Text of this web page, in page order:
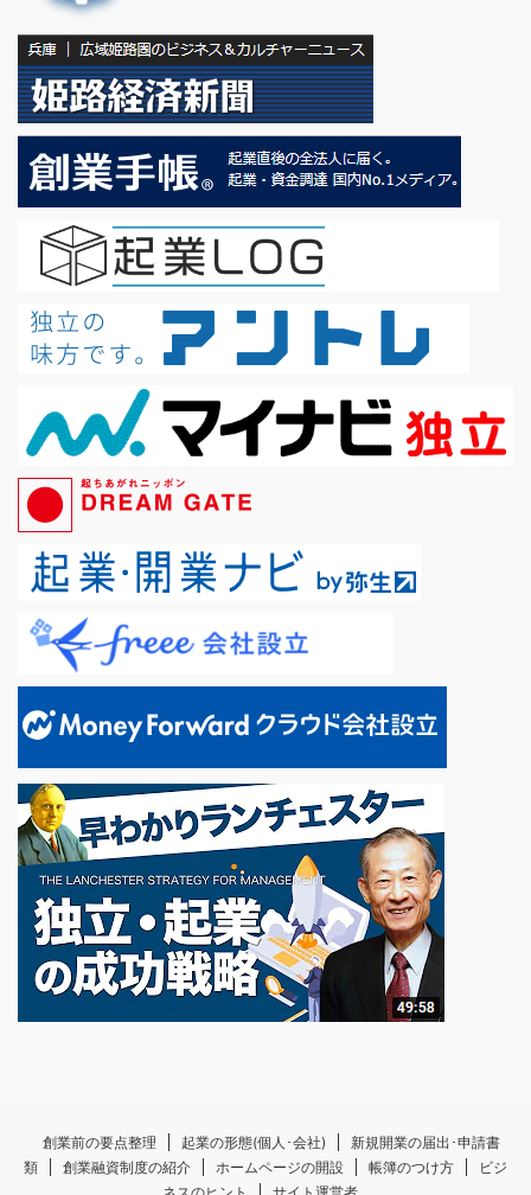
創業前の要点整理 起業の形態(個人･会社)
新規開業の届出･申請書
類
創業融資制度の紹介 ホームページの開設 帳簿のつけ方
ビジ